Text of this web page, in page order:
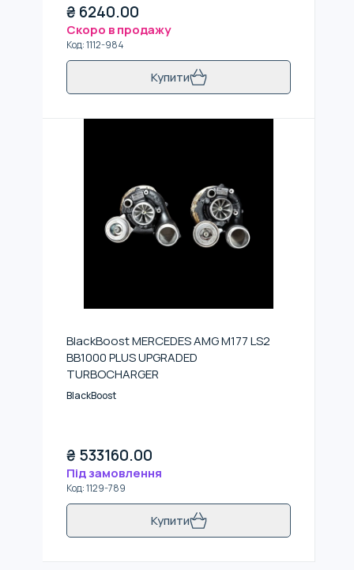
₴ 6240.00
Скоро в продажу
Код:1112-984
Купити
BlackBoost MERCEDES AMG M177 LS2
BB1000 PLUS UPGRADED
TURBOCHARGER
BlackBoost
₴ 533160.00
Під замовлення
Код:1129-789
Купити